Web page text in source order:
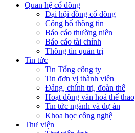
Quan hệ cổ đông
Đại hội đồng cổ đông
Công bố thông tin
Báo cáo thường niên
Báo cáo tài chính
Thông tin quản trị
Tin tức
Tin Tổng công ty
Tin đơn vị thành viên
Đảng, chính trị, đoàn thể
Hoạt động văn hoá thể thao
Tin tức ngành và dự án
Khoa học công nghệ
Thư viện